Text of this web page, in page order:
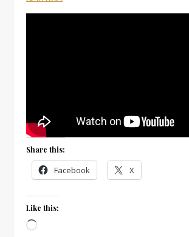
Share this:
Facebook X
Like this:
Loading…